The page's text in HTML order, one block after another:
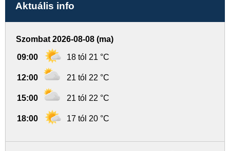
Aktuális info
Szombat 2026-08-08 (ma)
09:00 18 tól 21 °C
12:00 21 tól 22 °C
15:00 21 tól 22 °C
18:00 17 tól 20 °C